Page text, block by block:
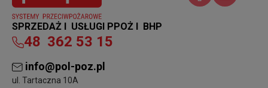
SPRZEDAŻ I USŁUGI PPOŻ I BHP
48 362 53 15
info@pol-poz.pl
ul. Tartaczna 10A